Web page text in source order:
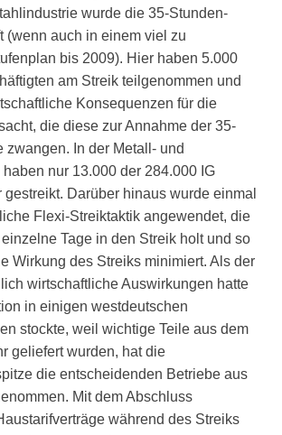
wurde die 35-Stunden-
(wenn auch in einem viel zu
bis 2009). Hier haben 5.000
am Streik teilgenommen und
Konsequenzen für die
die diese zur Annahme der 35-
zwangen. In der Metall- und
nur 13.000 der 284.000 IG
gestreikt. Darüber hinaus wurde einmal
Flexi-Streiktaktik angewendet, die
Tage in den Streik holt und so
Wirkung des Streiks minimiert. Als der
wirtschaftliche Auswirkungen hatte
in einigen westdeutschen
stockte, weil wichtige Teile aus dem
geliefert wurden, hat die
die entscheidenden Betriebe aus
Mit dem Abschluss
während des Streiks